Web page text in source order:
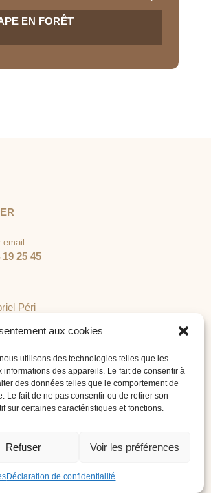
aux cookies
utilisons des technologies telles que les
des appareils. Le fait de consentir à
des données telles que le comportement de
Le fait de ne pas consentir ou de retirer son
sur certaines caractéristiques et fonctions.
Refuser Voir les préférences
Déclaration de confidentialité
EN FORÊT
email
19 25 45
Péri
de
: séminaire
de gala...